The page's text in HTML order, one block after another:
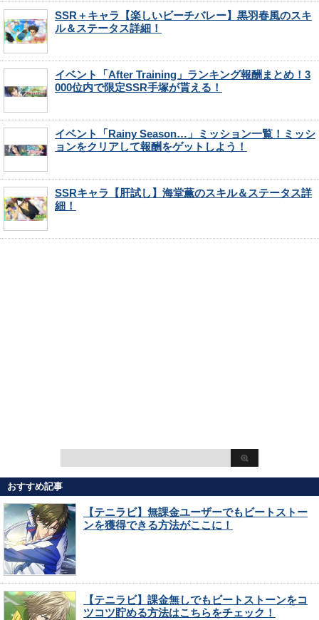
SSR＋キャラ【楽しいビーチバレー】黒羽春風のスキ
ル＆ステータス詳細！
イベント「After Training」ランキング報酬まとめ！3
000位内で限定SSR手塚が貰える！
イベント「Rainy Season…」ミッション一覧！ミッシ
ョンをクリアして報酬をゲットしよう！
SSRキャラ【肝試し】海堂薫のスキル＆ステータス詳
細！
おすすめ記事
【テニラビ】無課金ユーザーでもビートストー
ンを獲得できる方法がここに！
【テニラビ】課金無しでもビートストーンをコ
ツコツ貯める方法はこちらをチェック！